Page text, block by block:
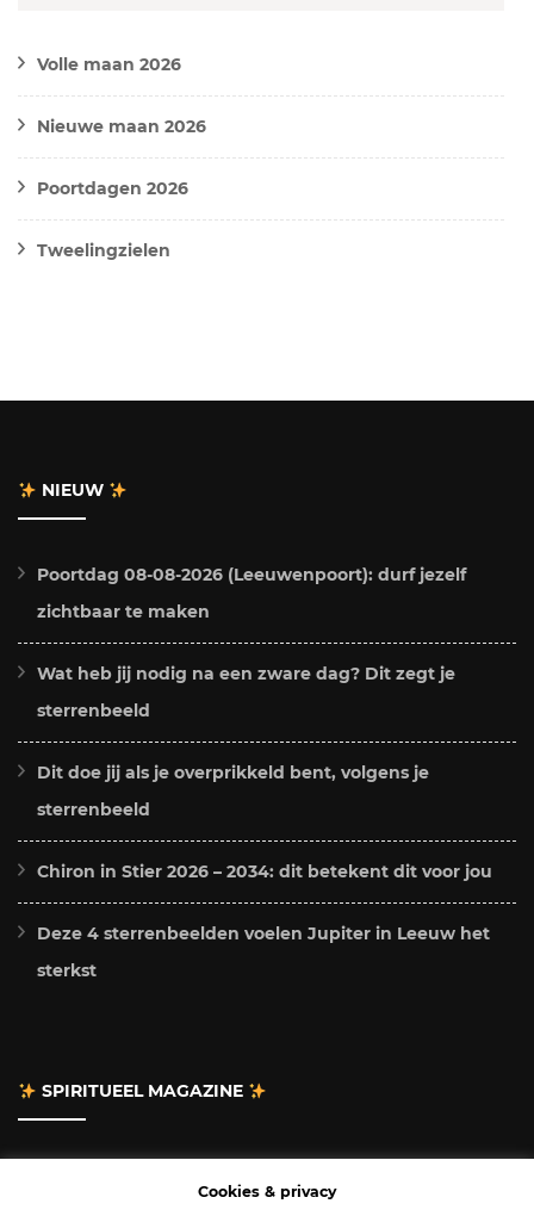
Volle maan 2026
Nieuwe maan 2026
Poortdagen 2026
Tweelingzielen
NIEUW
Poortdag 08-08-2026 (Leeuwenpoort): durf jezelf
zichtbaar te maken
Wat heb jij nodig na een zware dag? Dit zegt je
sterrenbeeld
Dit doe jij als je overprikkeld bent, volgens je
sterrenbeeld
Chiron in Stier 2026 – 2034: dit betekent dit voor jou
Deze 4 sterrenbeelden voelen Jupiter in Leeuw het
sterkst
SPIRITUEEL MAGAZINE
Cookies & privacy